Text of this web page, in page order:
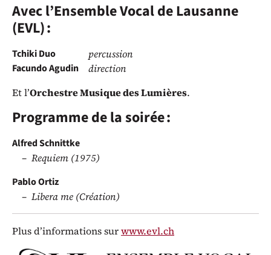
Avec l’Ensemble Vocal de Lausanne
(EVL) :
Tchiki Duo
percussion
Facundo Agudin
direction
Et l’Orchestre Musique des Lumières.
Programme de la soirée :
Alfred Schnittke
Requiem (1975)
Pablo Ortiz
Libera me (Création)
Plus d’informations surwww.evl.ch